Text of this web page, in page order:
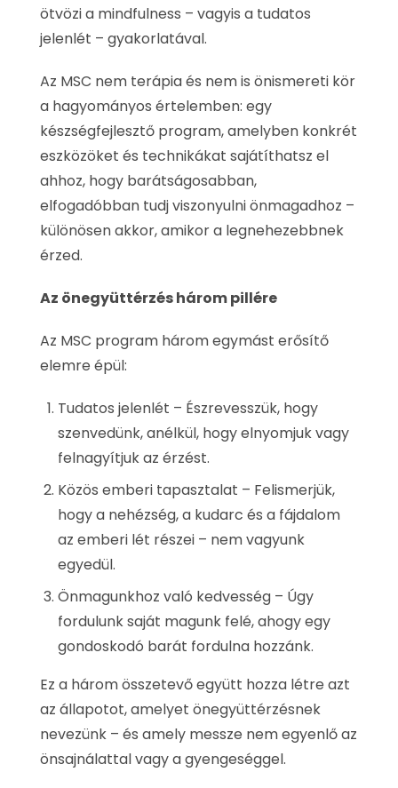
ötvözi a mindfulness – vagyis a tudatos
jelenlét – gyakorlatával.
Az MSC nem terápia és nem is önismereti kör
a hagyományos értelemben: egy
készségfejlesztő program, amelyben konkrét
eszközöket és technikákat sajátíthatsz el
ahhoz, hogy barátságosabban,
elfogadóbban tudj viszonyulni önmagadhoz –
különösen akkor, amikor a legnehezebbnek
érzed.
Az önegyüttérzés három pillére
Az MSC program három egymást erősítő
elemre épül:
Tudatos jelenlét – Észrevesszük, hogy
szenvedünk, anélkül, hogy elnyomjuk vagy
felnagyítjuk az érzést.
Közös emberi tapasztalat – Felismerjük,
hogy a nehézség, a kudarc és a fájdalom
az emberi lét részei – nem vagyunk
egyedül.
Önmagunkhoz való kedvesség – Úgy
fordulunk saját magunk felé, ahogy egy
gondoskodó barát fordulna hozzánk.
Ez a három összetevő együtt hozza létre azt
az állapotot, amelyet önegyüttérzésnek
nevezünk – és amely messze nem egyenlő az
önsajnálattal vagy a gyengeséggel.